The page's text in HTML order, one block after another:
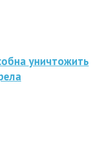
уничтожить